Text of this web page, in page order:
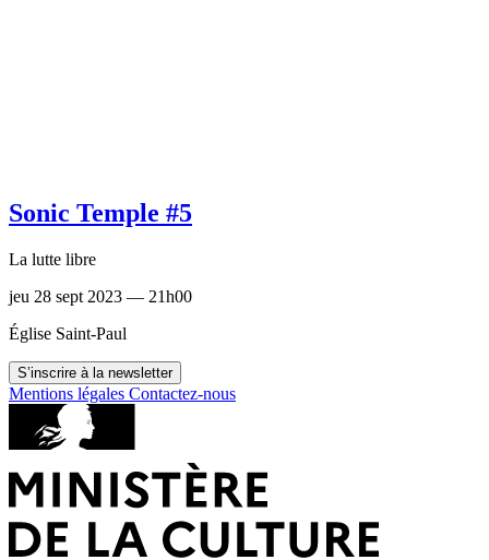
Sonic Temple #5
La lutte libre
jeu 28 sept 2023 — 21h00
Église Saint-Paul
S’inscrire à la newsletter
Mentions légales Contactez-nous